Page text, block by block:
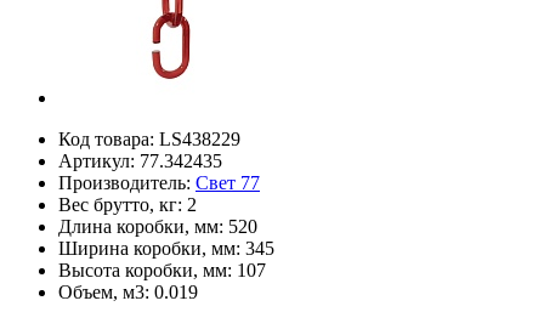
Код товара: LS438229
Артикул: 77.342435
Производитель: Свет 77
Вес брутто, кг: 2
Длина коробки, мм: 520
Ширина коробки, мм: 345
Высота коробки, мм: 107
Объем, м3: 0.019